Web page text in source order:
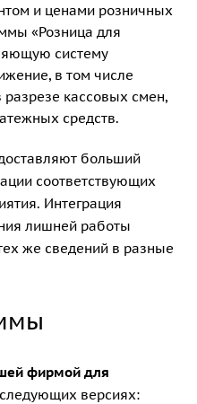
и ценами розничных
«Розница для
систему
в том числе
кассовых смен,
средств.
больший
соответствующих
Интеграция
лишней работы
же сведений в разные
фирмой для
версиях: